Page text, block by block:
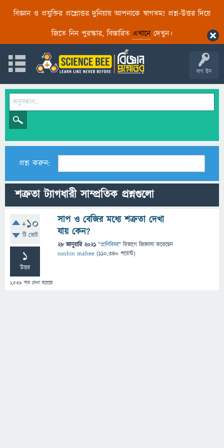
বিজ্ঞান ও প্রযুক্তির প্রশ্নোত্তর দুনিয়ায় আপনাকে স্বাগতম! প্রশ্ন-উত্তর দিয়ে
জিতে নিন পুরস্কার, বিস্তারিত এখানেদেখুন।
লগ ইন
প্রশ্ন করুন:
শত্রুতা ট্যাগধারী সাম্প্রতিক প্রশ্নগুলো
+10
টি ভোট
1
উত্তর
1,539 বার দেখা হয়েছে
সাপ ও বেজির মধ্যে শত্রুতা দেখা
যায় কেন?
28 জানুয়ারি 2021 "প্রাণিবিদ্যা" বিভাগে জিজ্ঞাসাকরেছেন
noshin mahee (110,340 পয়েন্ট)